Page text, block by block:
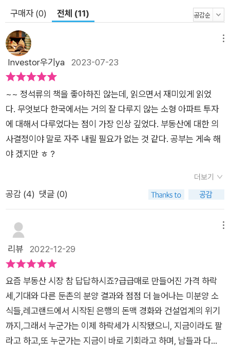
한 경기부양 카드가 부동산인 데다, 주택이 남아도는 상황에도 가
격이 오르는 부동산은 있다며 부동산 투자의 유효성을 강조했다.
그는 이번 책에서 사례와 자료는 업데이트했으나 그 4가지 근거
는 바꾸지 않았는데, 풍성한 자료에 힘입어 설득력이 더욱 강해졌
다. 2장에서는 ‘소액’의 상징적인 금액이기도 한 3,000만 원으로
4년간 투자해 여유롭게 살 수 있는 현명한 투자자의 정석을 알려
준다. 특히 이 장에서는 오직 부동산 투자로, 보다 현실적이고 보
다 많은 재산을 불릴 수 있는 ‘경자달 20 프로젝트’를 최초로 공
개한다. 3장에서는 불황에도 끄떡없는 핵심 부동산에 투자하는
탁월한 투자자의 정석을 일러준다. 투자자라면 반드시 염두에 두
도 담았다. 4장은 2년 만에 평생 열매 맺는 머니트리를 만드는 투
자 고수의 정석으로, 투자의 때를 알려주는 신호와 고수들이 투자
에 뛰어드는 시점과 물건을 소개한다. 5장은 실로 이 책의 제목이
왜 ‘부동산 투자의 정석’인지 알 수 있는 대상별 투자의 정석을 안
내한다. 아파트부터 재건축, 분양권, 오피스텔, 단독주택, 상가주
택, 상가에 이르기까지 무려 7개 대상에 투자할 때 체크해야 할
공식들을 정리했다. 다만 5장의 가장 큰 장점은 ‘TMI(굳이 알려
주지 않아도 되는 너무 많은 정보)’가 없다는 것이다. 때로는 너무
많은 정보가 투자의 걸림돌이 되기에, 부동산 김사부는 부동산 초
보라도 성공할 가능성이 큰 단순하고도 확실한 투자법만을 명확
하게 알려준다. 부동산 활황장에서 과도하게 부풀었던 가격 거품
은 꺼질 것이다. 성장성에 대한 고려 없이 ‘영끌’로 무리하게 집을
구매자 (0) 전체 (11)
Investor우기ya 2023-07-23
~~ 정석류의 책을 좋아하진 않는데, 읽으면서 재미있게 읽었
다. 무엇보다 한국에서는 거의 잘 다루지 않는 소형 아파트 투자
에 대해서 다루었다는 점이 가장 인상 깊었다. 부동산에 대한 의
사결정이야 말로 자주 내릴 필요가 없는 것 같다. 공부는 게속 해
야 겠지만 ㅎ ?
더보기
공감 (4) 댓글 (0)
리뷰 2022-12-29
요즘 부동산 시장 참 답답하시죠?​급급매로 만들어진 가격 하락
세,기대와 다른 둔촌의 분양 결과와 점점 더 늘어나는 미분양 소
식들,레고랜드에서 시작된 은행의 돈맥 경화와 건설업계의 위기
까지,​그래서 누군가는 이제 하락세가 시작됐으니, 지금이라도 팔
라고 하고,또 누군가는 지금이 바로 기회라고 하며, 남들과 다른